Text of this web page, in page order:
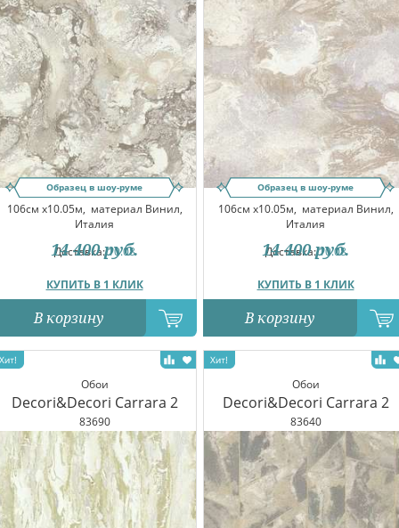
Образец в шоу-руме
106см x10.05м, материал Винил,
Италия
Доставка:10.08
КУПИТЬ В 1 КЛИК
14 400 руб.
В корзину
Образец в шоу-руме
106см x10.05м, материал Винил,
Италия
Доставка:10.08
КУПИТЬ В 1 КЛИК
14 400 руб.
В корзину
Обои
Decori&Decori Carrara 2
83690
Обои
Decori&Decori Carrara 2
83640